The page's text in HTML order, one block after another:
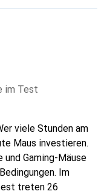
im Test
viele Stunden am
Maus investieren.
Gaming-Mäuse
Im
treten 26